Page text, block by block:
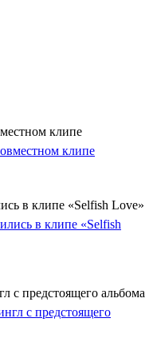
клипе
в клипе «Selfish Love»
с предстоящего альбома